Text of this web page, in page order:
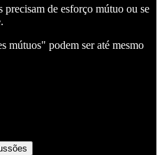
de esforço mútuo ou se
mútuos" podem ser até mesmo